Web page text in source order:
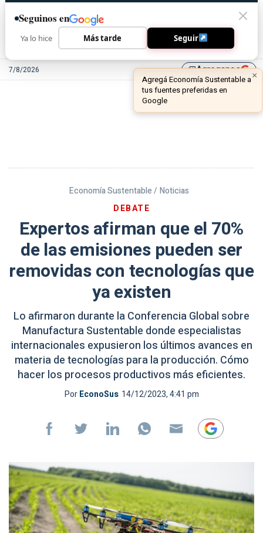
7/8/2026 library_addAgreganos
Economía Sustentable / Noticias
DEBATE
Expertos afirman que el 70%
de las emisiones pueden ser
removidas con tecnologías que
ya existen
Lo afirmaron durante la Conferencia Global sobre
Manufactura Sustentable donde especialistas
internacionales expusieron los últimos avances en
materia de tecnologías para la producción. Cómo
hacer los procesos productivos más eficientes.
PorEconoSus 14/12/2023, 4:41 pm
Seguinos en
Ya lo hice Más tarde Seguir